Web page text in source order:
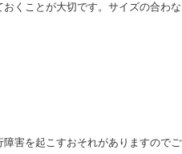
くことが大切です。サイズの合わ
害を起こすおそれがありますのでご